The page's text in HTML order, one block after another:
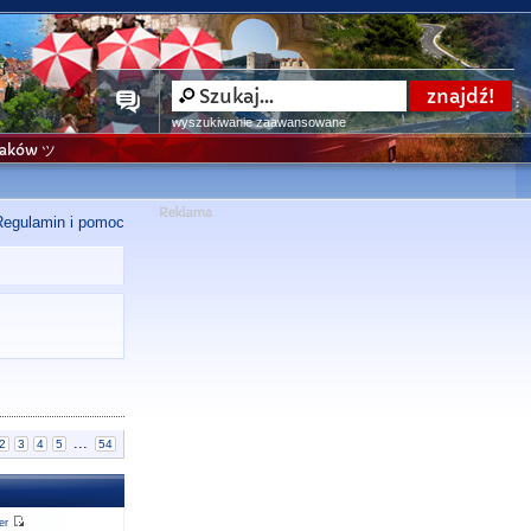
wyszukiwanie zaawansowane
ツ
i pomoc
3 4 5 ... 54